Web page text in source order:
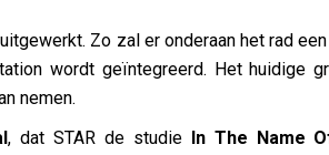
Zo zal er onderaan het rad
wordt geïntegreerd. Het huidige
nemen.
, dat STAR de studie In The Name